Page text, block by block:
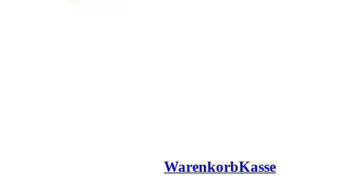
WarenkorbKasse